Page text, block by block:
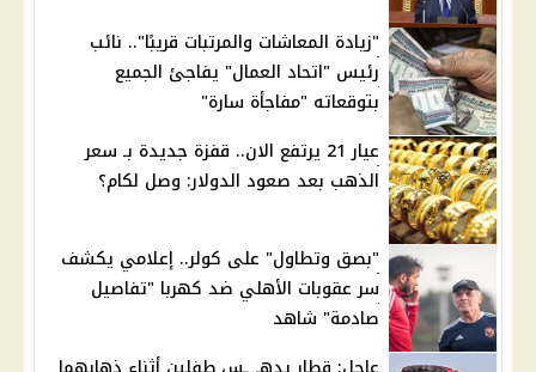
"زيادة المعاشات والمرتبات قريبًا".. نائب
رئيس "اتحاد العمال" يفاجئ الجميع
بتوقعاته "مفاجأة سارة"
عيار 21 يرتفع الان.. قفزة جديدة بـ سعر
الذهب بعد صعود الدولار: وصل لكام؟
"بصق وتطاول" على كولر.. إعلامي يكشف
سر عقوبات الأهلي ضد كهربا "تفاصيل
صادمة" شاهد